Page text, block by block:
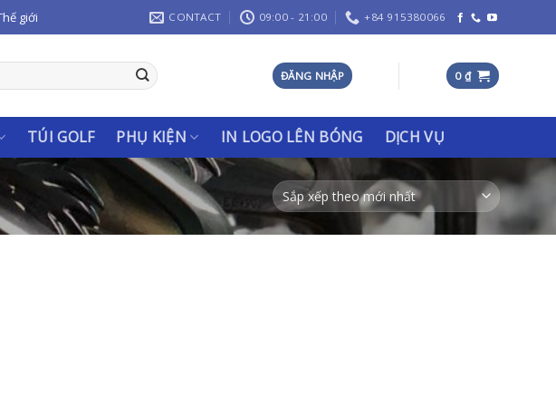
giới CONTACT 09:00 - 21:00 +84 915380066
ĐĂNG NHẬP 0 ₫
TÚI GOLF PHỤ KIỆN IN LOGO LÊN BÓNG DỊCH VỤ